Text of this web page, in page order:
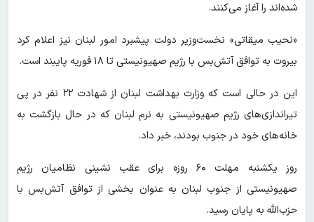
شده‌اند را آغاز می‌کنند.
«نحیب میقاتی» نخست‌وزیر دولت پیشبرد امور لبنان نیز اعلام کرد
بیروت به توافق آتش‌بس با رژیم صهیونیستی تا ۱۸ فوریه پایبند است.
این در حالی است که وزارت بهداشت لبنان از شهادت ۲۲ نفر در پی
تیراندازی‌های رژیم صهیونیستی به نرم لبنان که در حال بازگشت به
خانه‌های خود در جنوب بودند، خبر داد.
روز یکشنبه مهلت ۶۰ روزه برای عقب نشینی نظامیان رژیم
صهیونیستی از جنوب لبنان به عنوان بخشی از توافق آتش‌بس با
حزب‌الله به پایان رسید.